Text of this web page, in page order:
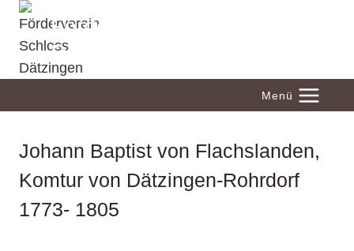
Zum
Inhalt
springen
Förderverein Schloss
Dätzingen
Menü
Johann Baptist von Flachslanden,
Komtur von Dätzingen-Rohrdorf
1773- 1805